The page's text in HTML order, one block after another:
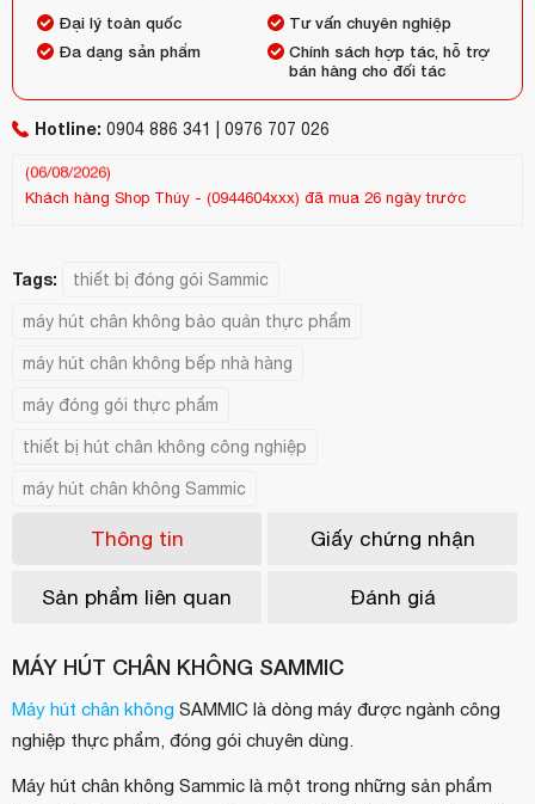
Đại lý toàn quốc
Tư vấn chuyên nghiệp
Đa dạng sản phẩm
Chính sách hợp tác, hỗ trợ
bán hàng cho đối tác
Hotline: 0904 886 341 | 0976 707 026
Khách hàng
(13/07/2026)
Tags: thiết bị đóng gói Sammic
máy hút chân không bảo quản thực phẩm
máy hút chân không bếp nhà hàng
máy đóng gói thực phẩm
thiết bị hút chân không công nghiệp
máy hút chân không Sammic
Thông tin Giấy chứng nhận
Sản phẩm liên quan Đánh giá
MÁY HÚT CHÂN KHÔNG SAMMIC
Máy hút chân không SAMMIC là dòng máy được ngành công
nghiệp thực phẩm, đóng gói chuyên dùng.
Máy hút chân không Sammic là một trong những sản phẩm